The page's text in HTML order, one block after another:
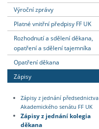
Výroční zprávy
Platné vnitřní předpisy FF UK
Rozhodnutí a sdělení děkana,
opatření a sdělení tajemníka
Opatření děkana
Zápisy
Zápisy z jednání předsednictva
Akademického senátu FF UK
Zápisy z jednání kolegia
děkana